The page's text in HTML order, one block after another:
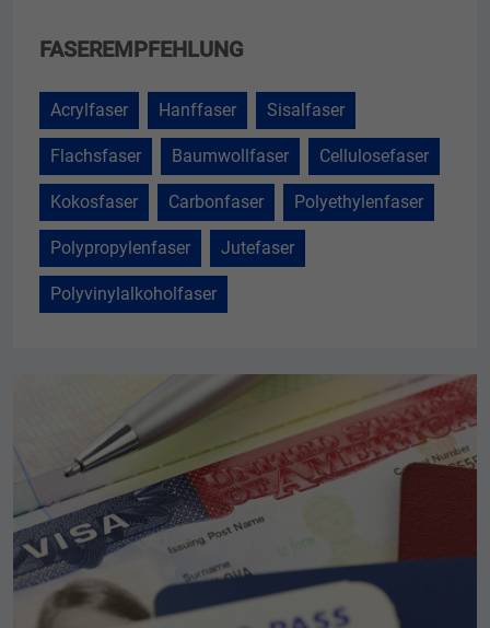
FASEREMPFEHLUNG
Acrylfaser Hanffaser Sisalfaser
Flachsfaser Baumwollfaser Cellulosefaser
Kokosfaser Carbonfaser Polyethylenfaser
Polypropylenfaser Jutefaser
Polyvinylalkoholfaser